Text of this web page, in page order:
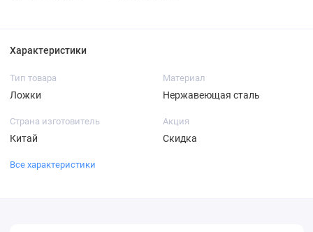
Характеристики
Тип товара
Ложки
Материал
Нержавеющая сталь
Страна изготовитель
Китай
Акция
Скидка
Все характеристики